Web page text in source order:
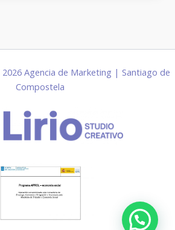
Agencia de Marketing | Santiago de
Compostela